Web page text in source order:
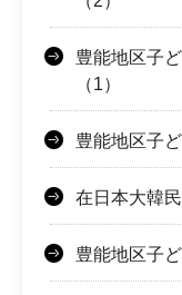
豊能地区子
（1）
豊能地区子
在日本大韓
豊能地区子